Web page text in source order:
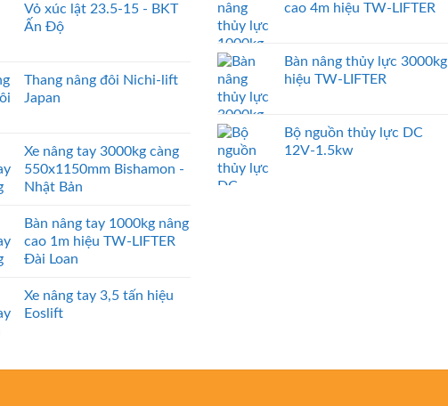
Vỏ xúc lật 23.5-15 - BKT
Ấn Độ
Thang nâng đôi Nichi-lift
Japan
Xe nâng tay 3000kg càng
550x1150mm Bishamon -
Nhật Bản
Bàn nâng tay 1000kg nâng
cao 1m hiệu TW-LIFTER
Đài Loan
Xe nâng tay 3,5 tấn hiệu
Eoslift
cao 4m hiệu TW-LIFTER
Bàn nâng thủy lực 3000kg
hiệu TW-LIFTER
Bộ nguồn thủy lực DC
12V-1.5kw